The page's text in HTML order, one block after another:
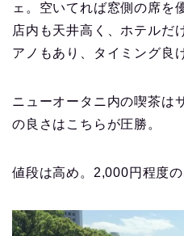
ェ。空いてれば窓側の席を
店内も天井高く、ホテルだ
アノもあり、タイミング良
ニューオータニ内の喫茶は
の良さはこちらが圧勝。
値段は高め。2,000円程度